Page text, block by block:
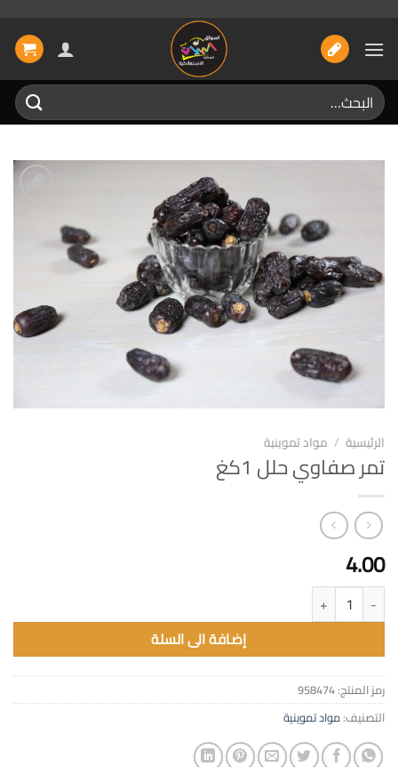
البحث
عن:
المفضلة
الرئيسية / مواد تموينية
تمر صفاوي حلل 1كغ
4.00
كمية تمر صفاوي حلل 1كغ
إضافة الى السلة
رمز المنتج:958474
التصنيف:مواد تموينية